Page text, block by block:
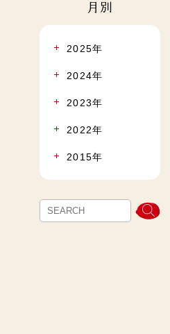
月別
2025年
2024年
2023年
2022年
2015年